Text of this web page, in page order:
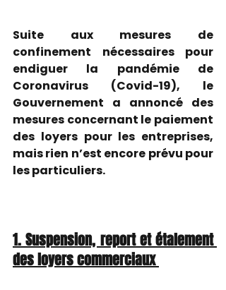
Suite aux mesures de
confinement nécessaires pour
endiguer la pandémie de
Coronavirus (Covid-19), le
Gouvernement a annoncé des
mesures concernant le paiement
des loyers pour les entreprises,
mais rien n’est encore prévu pour
les particuliers.
1. Suspension, report et étalement
des loyers commerciaux